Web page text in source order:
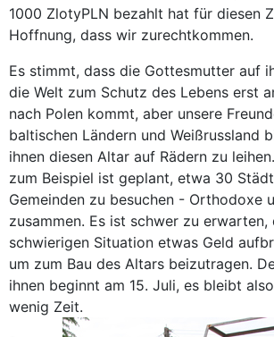
1000 ZlotyPLN bezahlt hat für diesen
Hoffnung, dass wir zurechtkommen.
Es stimmt, dass die Gottesmutter auf
die Welt zum Schutz des Lebens erst
nach Polen kommt, aber unsere
baltischen Ländern und Weißrussland
ihnen diesen Altar auf Rädern zu
zum Beispiel ist geplant, etwa 30
Gemeinden zu besuchen - Orthodoxe
zusammen. Es ist schwer zu erwarten,
schwierigen Situation etwas Geld
um zum Bau des Altars beizutragen.
ihnen beginnt am 15. Juli, es bleibt
wenig Zeit.